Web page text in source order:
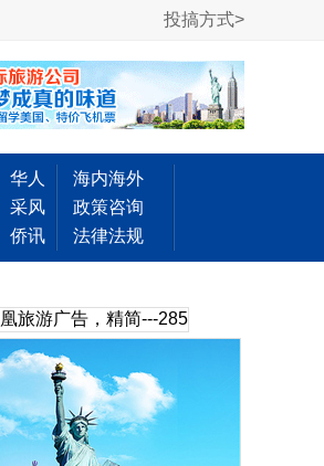
投搞方式>
华人
采风
侨讯
海内海外
政策咨询
法律法规